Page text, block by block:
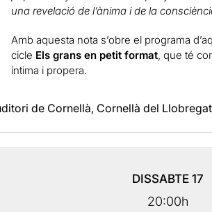
una revelació de l’ànima i de la
Amb aquesta nota s’obre el programa
cicle Els grans en petit format, que té
íntima i propera.
de Cornellà, Cornellà del Llobregat
DISSABTE 17
20:00h